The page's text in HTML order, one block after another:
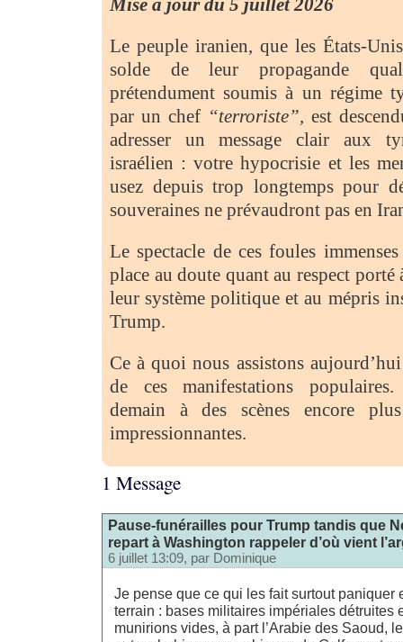
Mise à jour du 5 juillet 2026
Le peuple iranien, que les États-
solde de leur propagande
prétendument soumis à un régime
par un chef “terroriste”, est
adresser un message clair aux
israélien : votre hypocrisie et les
usez depuis trop longtemps pour
souveraines ne prévaudront pas en
Le spectacle de ces foules
place au doute quant au respect porté
leur système politique et au mépris
Trump.
Ce à quoi nous assistons
de ces manifestations populaires.
demain à des scènes encore
impressionnantes.
1 Message
Pause-funérailles pour Trump tandis que
repart à Washington rappeler d’où vient
6 juillet 13:09, par Dominique
Je pense que ce qui les fait surtout paniquer
terrain : bases militaires impériales détruites
munirions vides, à part l’Arabie des Saoud,